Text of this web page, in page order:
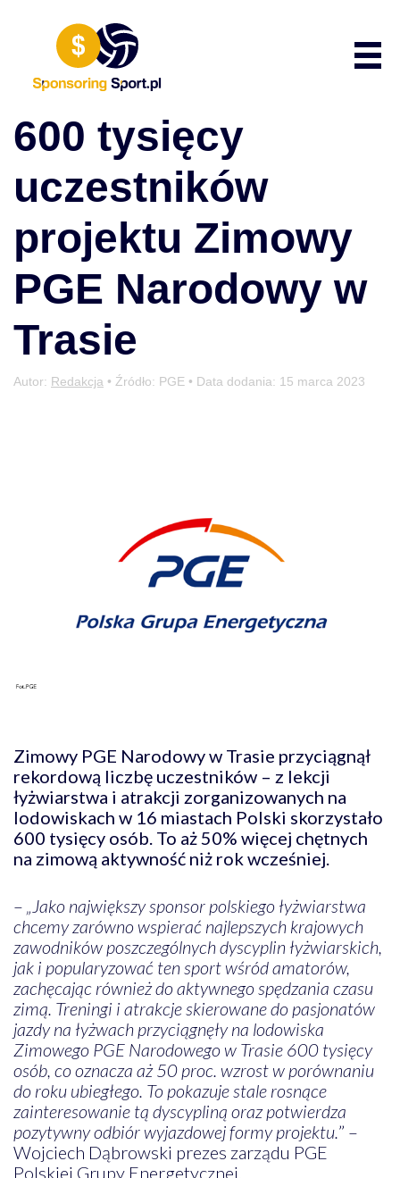
600 tysięcy
uczestników
projektu Zimowy
PGE Narodowy w
Trasie
Autor: Redakcja • Źródło: PGE • Data dodania: 15 marca 2023
Zimowy PGE Narodowy w Trasie przyciągnął
rekordową liczbę uczestników – z lekcji
łyżwiarstwa i atrakcji zorganizowanych na
lodowiskach w 16 miastach Polski skorzystało
600 tysięcy osób. To aż 50% więcej chętnych
na zimową aktywność niż rok wcześniej.
– „Jako największy sponsor polskiego łyżwiarstwa
chcemy zarówno wspierać najlepszych krajowych
zawodników poszczególnych dyscyplin łyżwiarskich,
jak i popularyzować ten sport wśród amatorów,
zachęcając również do aktywnego spędzania czasu
zimą. Treningi i atrakcje skierowane do pasjonatów
jazdy na łyżwach przyciągnęły na lodowiska
Zimowego PGE Narodowego w Trasie 600 tysięcy
osób, co oznacza aż 50 proc. wzrost w porównaniu
do roku ubiegłego. To pokazuje stale rosnące
zainteresowanie tą dyscypliną oraz potwierdza
pozytywny odbiór wyjazdowej formy projektu.” –
Wojciech Dąbrowski prezes zarządu PGE
Polskiej Grupy Energetycznej.